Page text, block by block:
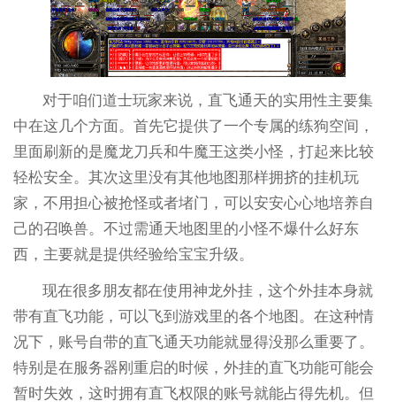
对于咱们道士玩家来说，直飞通天的实用性主要集
中在这几个方面。首先它提供了一个专属的练狗空间，
里面刷新的是魔龙刀兵和牛魔王这类小怪，打起来比较
轻松安全。其次这里没有其他地图那样拥挤的挂机玩
家，不用担心被抢怪或者堵门，可以安安心心地培养自
己的召唤兽。不过需通天地图里的小怪不爆什么好东
西，主要就是提供经验给宝宝升级。
现在很多朋友都在使用神龙外挂，这个外挂本身就
带有直飞功能，可以飞到游戏里的各个地图。在这种情
况下，账号自带的直飞通天功能就显得没那么重要了。
特别是在服务器刚重启的时候，外挂的直飞功能可能会
暂时失效，这时拥有直飞权限的账号就能占得先机。但